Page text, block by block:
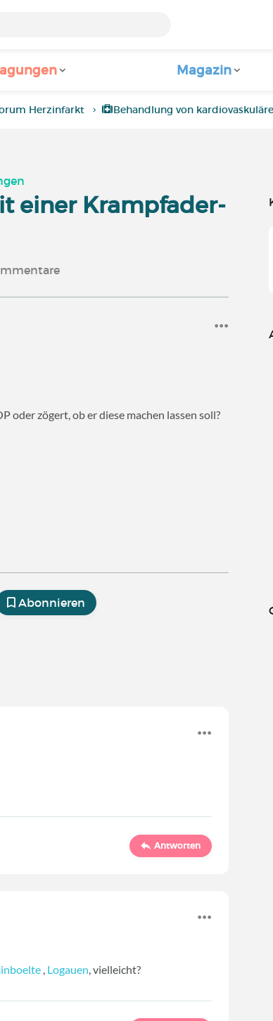
Magazin
Herzinfarkt Behandlung von
einer Krampfader-
oder zögert, ob er diese machen lassen soll?
Abonnieren
Antworten
Logauen , vielleicht?